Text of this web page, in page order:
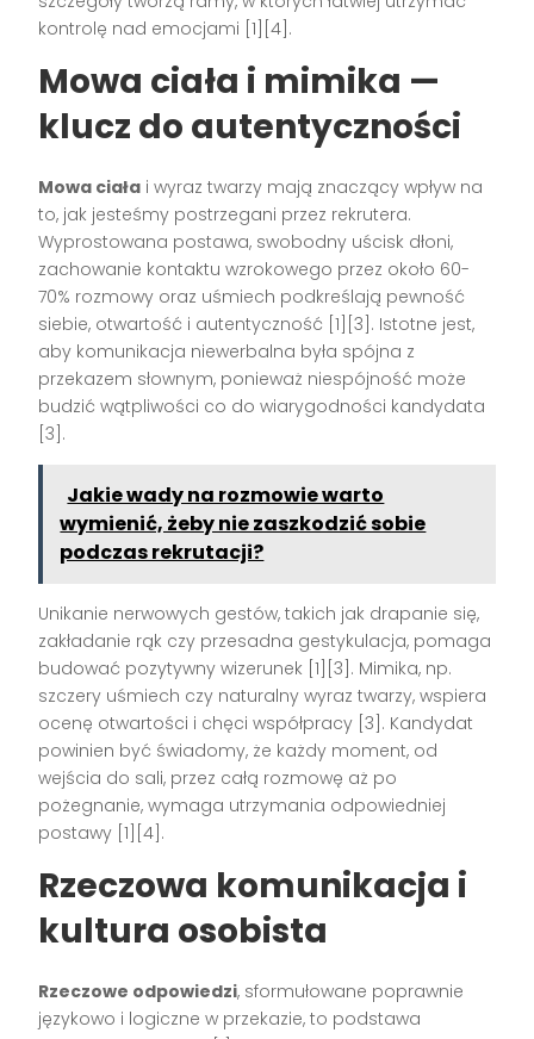
kontrolę nad emocjami [1][4] .
Mowa ciała i mimika —
klucz do autentyczności
Mowa ciała i wyraz twarzy mają znaczący wpływ na
to, jak jesteśmy postrzegani przez rekrutera.
Wyprostowana postawa, swobodny uścisk dłoni,
zachowanie kontaktu wzrokowego przez około 60-
70% rozmowy oraz uśmiech podkreślają pewność
siebie, otwartość i autentyczność [1][3] . Istotne jest,
aby komunikacja niewerbalna była spójna z
przekazem słownym, ponieważ niespójność może
budzić wątpliwości co do wiarygodności kandydata
[3] .
Jakie wady na rozmowie warto
wymienić, żeby nie zaszkodzić sobie
podczas rekrutacji?
Unikanie nerwowych gestów, takich jak drapanie się,
zakładanie rąk czy przesadna gestykulacja, pomaga
budować pozytywny wizerunek [1][3] . Mimika, np.
szczery uśmiech czy naturalny wyraz twarzy, wspiera
ocenę otwartości i chęci współpracy [3] . Kandydat
powinien być świadomy, że każdy moment, od
wejścia do sali, przez całą rozmowę aż po
pożegnanie, wymaga utrzymania odpowiedniej
postawy [1][4] .
Rzeczowa komunikacja i
kultura osobista
Rzeczowe odpowiedzi, sformułowane poprawnie
językowo i logiczne w przekazie, to podstawa